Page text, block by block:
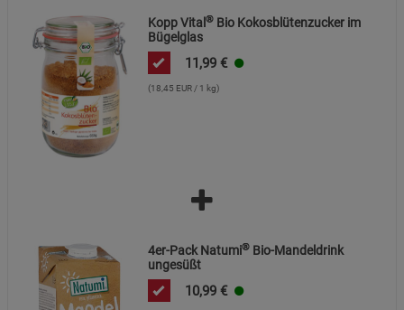
Kopp Vital® Bio Kokosblütenzucker im
Bügelglas
11,99 €
(18,45 EUR / 1 kg)
4er-Pack Natumi® Bio-Mandeldrink
ungesüßt
10,99 €
Cookie-Informationenanzeigen
Datenschutzerklärung